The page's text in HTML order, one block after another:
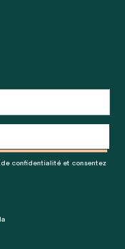
confidentialité et consentez